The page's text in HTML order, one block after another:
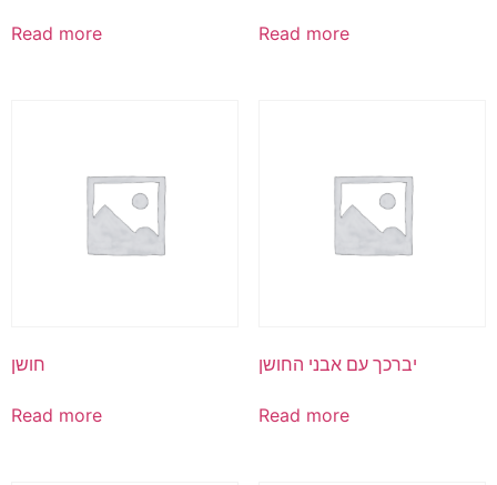
Read more Read more
חושן
Read more
יברכך עם אבני החושן
Read more